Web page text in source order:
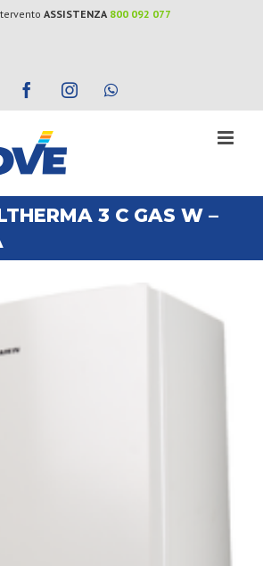
ASSISTENZA 800 092 077
FacebookInstagramWhatsApp
3 C GAS W –